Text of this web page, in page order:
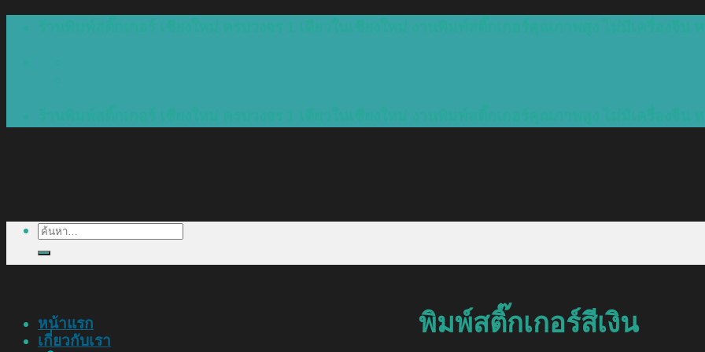
หน้าแรก
เกี่ยวกับเรา
ค้นหา:
พิมพ์สติ๊กเกอร์สีเงิน